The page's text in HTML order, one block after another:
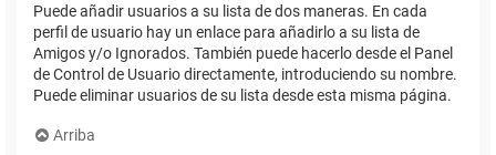
Puede añadir usuarios a su lista de dos maneras. En cada
perfil de usuario hay un enlace para añadirlo a su lista de
Amigos y/o Ignorados. También puede hacerlo desde el Panel
de Control de Usuario directamente, introduciendo su nombre.
Puede eliminar usuarios de su lista desde esta misma página.
Arriba